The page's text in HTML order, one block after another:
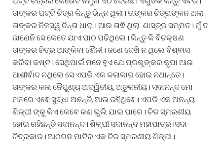
ତାଙ୍କର ପଟ୍ଟି ଚିତ୍ର କିନ୍ତୁ ଭିନ୍ନ ଥିଲା। ତାଙ୍କର ଚିତ୍ରାଙ୍କନ ଥଲା
ତାଙ୍କର ନିଜସ୍ୱ ଚିନ୍ତା ଧାରା। ଆଉ ତାଵି ଥିଲା ଶାସ୍ତ୍ର ସମ୍ମତ। ମୁଁ ତ
ଜାଣେନି ସେ କେତେ ଯାଏ ପାଠ ପଢିଥିଲେ। କିନ୍ତୁ କି ଵିଚକ୍ଷଣ
ତାଙ୍କର ଚିତ୍ର ଆଙ୍କିବା ଶୈଳୀ। ଜଣେ ଦେଖି ନ ଥିଲେ ଵିଶ୍ଵାସ
କରିବା କଷ୍ଟ। ସେଥିପାଇଁ ମନେ ହୁଏ ଯେ ପ୍ରଭୁଙ୍କର କୃପା ଆଉ
ଆଶୀର୍ଵାଦ ନଥିଲେ ସେ ଏପରି ଏକ କଳାକାର ହୋଇ ନଥାନ୍ତେ।
ତାଙ୍କର କଳା ନୈପୁଣ୍ୟ ଅଦ୍ୱିତୀୟ, ଅତୁଳନୀୟ। ସଦାନନ୍ଦ ମୋ
ମନରେ ଏଵେ ସୁଦ୍ଧା ଅଛନ୍ତି, ଆଉ ରହିଥିଵେ। ଏପରି ଏକ ଅନନ୍ୟ
ଶିଳ୍ପୀ ଙ୍କୁ କିଏ କେଵେ କଣ ଭୁଲି ଯାଇ ପାରେ। ଚିର ସ୍ମରଣୀୟ
ହୋଇ ରହିଛନ୍ତି ସଦାନନ୍ଦ। ଶିଳ୍ପୀ ସଦାନନ୍ଦ ମହାପାତ୍ର।ସଦା
ଚିତ୍ରକାର। ଆଠଗଡ ମାଟିର ଏକ ଚିର ସ୍ମରଣୀୟ ଶିଳ୍ପୀ।